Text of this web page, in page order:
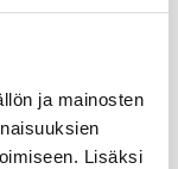
ja mainosten
Lisäksi